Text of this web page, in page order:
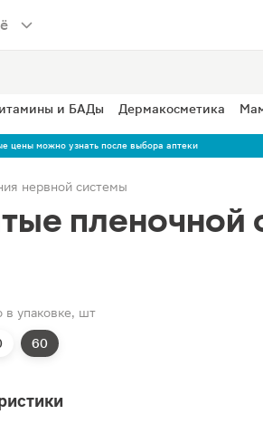
и БАДы Дермакосметика
цены можно узнать после выбора аптеки
нервной системы
пленочной
в упаковке, шт
60